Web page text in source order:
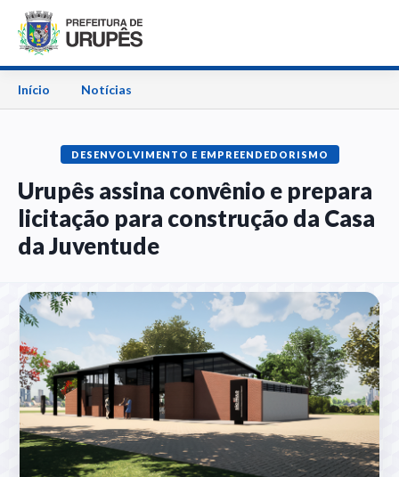
Início Notícias
DESENVOLVIMENTO E EMPREENDEDORISMO
Urupês assina convênio e prepara
licitação para construção da Casa
da Juventude